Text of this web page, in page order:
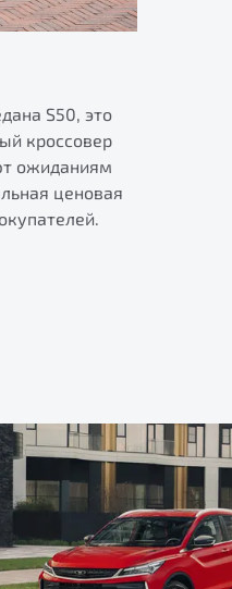
S50, это
кроссовер
ожиданиям
ценовая